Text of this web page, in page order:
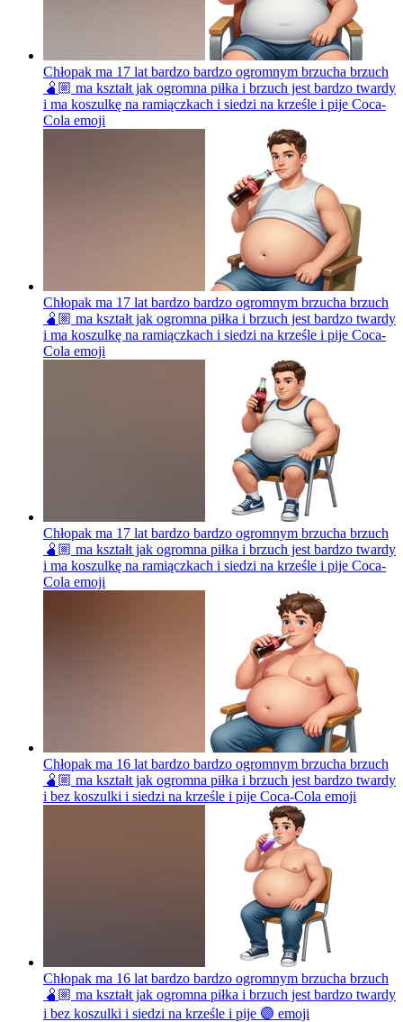
Chłopak ma 17 lat bardzo bardzo ogromnym brzucha brzuch
🫄🏼 ma kształt jak ogromna piłka i brzuch jest bardzo twardy
i ma koszulkę na ramiączkach i siedzi na krześle i pije Coca-
Cola emoji
Chłopak ma 17 lat bardzo bardzo ogromnym brzucha brzuch
🫄🏼 ma kształt jak ogromna piłka i brzuch jest bardzo twardy
i ma koszulkę na ramiączkach i siedzi na krześle i pije Coca-
Cola emoji
Chłopak ma 17 lat bardzo bardzo ogromnym brzucha brzuch
🫄🏼 ma kształt jak ogromna piłka i brzuch jest bardzo twardy
i ma koszulkę na ramiączkach i siedzi na krześle i pije Coca-
Cola emoji
Chłopak ma 16 lat bardzo bardzo ogromnym brzucha brzuch
🫄🏼 ma kształt jak ogromna piłka i brzuch jest bardzo twardy
i bez koszulki i siedzi na krześle i pije Coca-Cola emoji
Chłopak ma 16 lat bardzo bardzo ogromnym brzucha brzuch
🫄🏼 ma kształt jak ogromna piłka i brzuch jest bardzo twardy
i bez koszulki i siedzi na krześle i pije 🟣 emoji